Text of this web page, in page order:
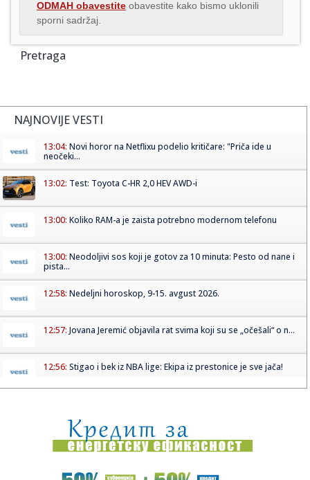
ODMAH obavestite obavestite kako bismo uklonili
sporni sadržaj.
Pretraga
NAJNOVIJE VESTI
13:04: Novi horor na Netflixu podelio kritičare: "Priča ide u
neočeki...
13:02: Test: Toyota C-HR 2,0 HEV AWD-i
13:00: Koliko RAM-a je zaista potrebno modernom telefonu
13:00: Neodoljivi sos koji je gotov za 10 minuta: Pesto od nane i
pista...
12:58: Nedeljni horoskop, 9-15. avgust 2026.
12:57: Jovana Jeremić objavila rat svima koji su se „očešali“ o n...
12:56: Stigao i bek iz NBA lige: Ekipa iz prestonice je sve jača!
12:51:Rukometni savez Srbije više ne postoji
12:50:Avokado svakodnevno "menja pol", a naučnici konačno